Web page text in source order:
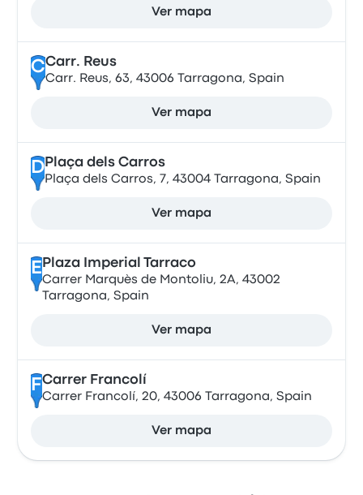
Ver mapa
CCarr. Reus
Carr. Reus, 63, 43006 Tarragona, Spain
Ver mapa
DPlaça dels Carros
Plaça dels Carros, 7, 43004 Tarragona, Spain
Ver mapa
E Plaza Imperial Tarraco
Carrer Marquès de Montoliu, 2A, 43002
Tarragona, Spain
Ver mapa
FCarrer Francolí
Carrer Francolí, 20, 43006 Tarragona, Spain
Ver mapa